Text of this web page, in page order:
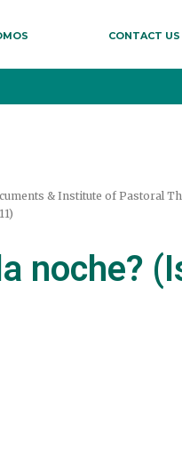
CONTACT
& Institute of Pastoral
noche?